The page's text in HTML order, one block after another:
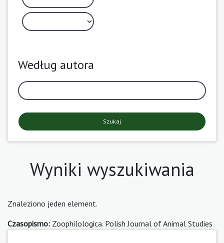
Według autora
Szukaj
Wyniki wyszukiwania
Znaleziono jeden element.
Czasopismo: Zoophilologica. Polish Journal of Animal Studies